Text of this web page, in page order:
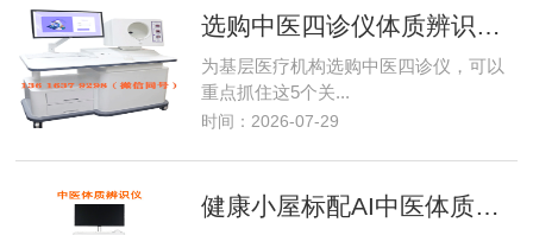
选购中医四诊仪体质辨识系统5个关键点，基层医疗机构必看
为基层医疗机构选购中医四诊仪，可以
重点抓住这5个关...
时间：2026-07-29
健康小屋标配AI中医体质辨识仪，弥补基层中医医师短板